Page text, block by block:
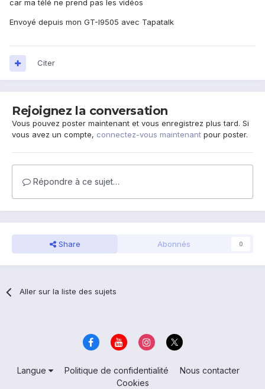
car ma télé ne prend pas les vidéos
Envoyé depuis mon GT-I9505 avec Tapatalk
Citer
Rejoignez la conversation
Vous pouvez poster maintenant et vous enregistrez plus tard. Si
vous avez un compte, connectez-vous maintenant pour poster.
Répondre à ce sujet…
Share Abonnés 0
Aller sur la liste des sujets
Langue Politique de confidentialité
Nous contacter
Cookies